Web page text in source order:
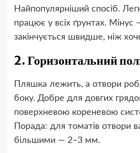
Найпопулярніший спосіб.
працює у всіх ґрунтах. Мінус
закінчується швидше, ніж
2. Горизонтальний
Пляшка лежить, а отвори
боку. Добре для довгих
поверхневою кореневою
Порада: для томатів отвори
більшими — 2–3 мм.